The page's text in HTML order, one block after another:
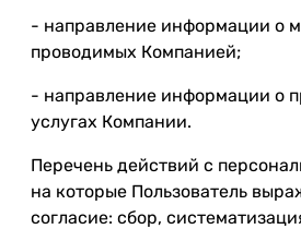
- направление информации о
проводимых Компанией;
- направление информации о
услугах Компании.
Перечень действий с
на которые Пользователь
согласие: сбор,